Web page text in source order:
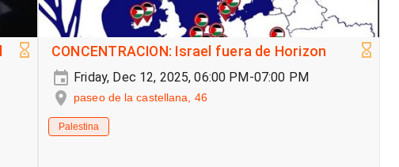
CONCENTRACION: Israel fuera de Horizon
Friday, Dec 12, 2025, 06:00 PM-07:00 PM
paseo de la castellana, 46
Palestina